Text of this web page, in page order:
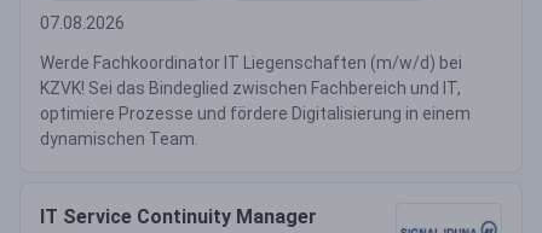
07.08.2026
Werde Fachkoordinator IT Liegenschaften (m/w/d) bei
KZVK! Sei das Bindeglied zwischen Fachbereich und IT,
optimiere Prozesse und fördere Digitalisierung in einem
dynamischen Team.
IT Service Continuity Manager